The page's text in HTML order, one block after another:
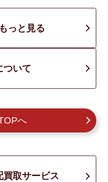
っと見る
ついて
へ
買取サービス